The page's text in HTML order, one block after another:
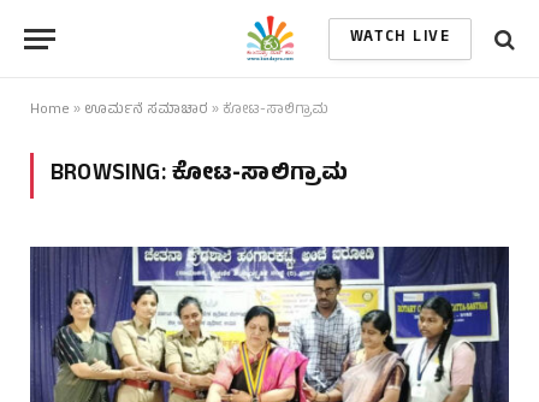
WATCH LIVE
Home » ಊರ್ಮನೆ ಸಮಾಚಾರ »ಕೋಟ-ಸಾಲಿಗ್ರಾಮ
BROWSING:ಕೋಟ-ಸಾಲಿಗ್ರಾಮ